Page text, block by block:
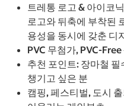
트레통 로고 & 아이코
로고와 뒤축에 부착된
용성을 동시에 갖춘 디
PVC 무첨가, PVC-
추천 포인트: 장마철
챙기고 싶은 분
캠핑, 페스티벌, 도시